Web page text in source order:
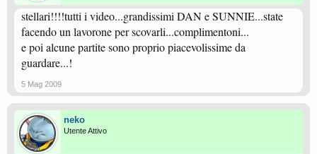
stellari!!!!tutti i video...grandissimi DAN e SUNNIE...state
facendo un lavorone per scovarli...complimentoni...
e poi alcune partite sono proprio piacevolissime da
guardare...!
5 Mag 2009
neko
Utente Attivo